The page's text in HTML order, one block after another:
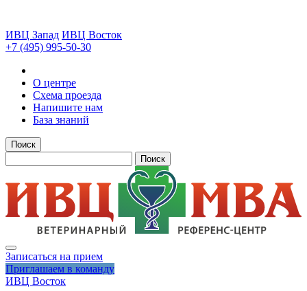
ИВЦ Запад ИВЦ Восток
+7 (495) 995-50-30
О центре
Схема проезда
Напишите нам
База знаний
Поиск
Поиск
Записаться на прием
Приглашаем в команду
ИВЦ Восток